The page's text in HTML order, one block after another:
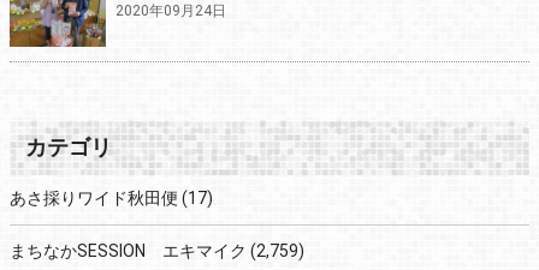
2020年09月24日
カテゴリ
あさ採りワイド秋田便 (17)
まちなかSESSION エキマイク (2,759)